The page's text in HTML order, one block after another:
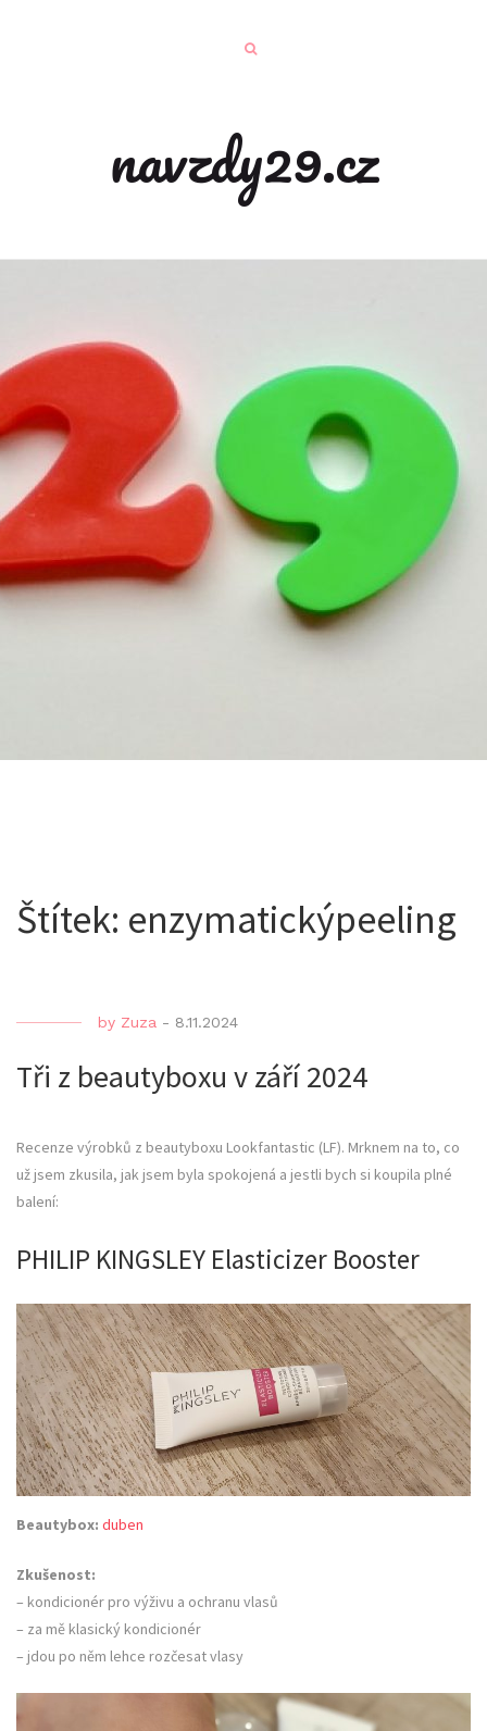
navzdy29.cz
Štítek: enzymatickýpeeling
by Zuza - 8.11.2024
Tři z beautyboxu v září 2024
Recenze výrobků z beautyboxu Lookfantastic (LF). Mrknem na to, co
už jsem zkusila, jak jsem byla spokojená a jestli bych si koupila plné
balení:
PHILIP KINGSLEY Elasticizer Booster
Beautybox: duben
Zkušenost:
– kondicionér pro výživu a ochranu vlasů
– za mě klasický kondicionér
– jdou po něm lehce rozčesat vlasy